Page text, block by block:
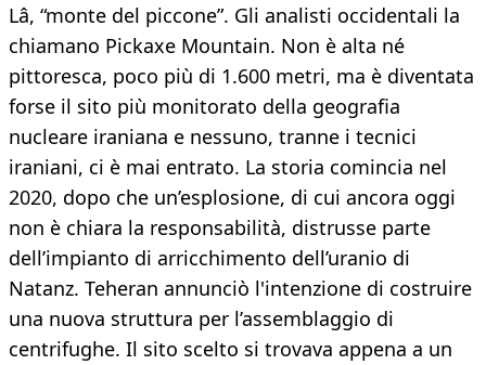
Lâ, “monte del piccone”. Gli analisti occidentali la
chiamano Pickaxe Mountain. Non è alta né
pittoresca, poco più di 1.600 metri, ma è diventata
forse il sito più monitorato della geografia
nucleare iraniana e nessuno, tranne i tecnici
iraniani, ci è mai entrato. La storia comincia nel
2020, dopo che un’esplosione, di cui ancora oggi
non è chiara la responsabilità, distrusse parte
dell’impianto di arricchimento dell’uranio di
Natanz. Teheran annunciò l'intenzione di costruire
una nuova struttura per l’assemblaggio di
centrifughe. Il sito scelto si trovava appena a un